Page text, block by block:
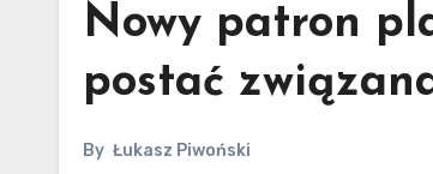
Nowy patron
postać
By Łukasz Piwoński